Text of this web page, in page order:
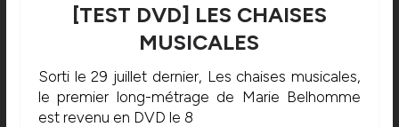
[TEST DVD] LES CHAISES
MUSICALES
Sorti le 29 juillet dernier, Les chaises musicales,
le premier long-métrage de Marie Belhomme
est revenu en DVD le 8